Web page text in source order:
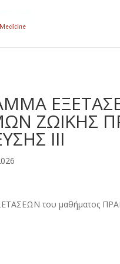
ΖΩΙΚΗΣ
ΙΙΙ
του μαθήματος